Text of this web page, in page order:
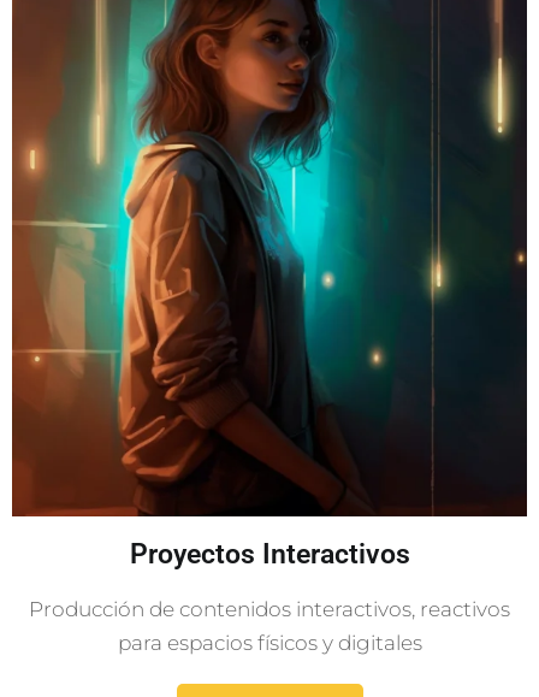
Proyectos Interactivos
Producción de contenidos interactivos, reactivos
para espacios físicos y digitales